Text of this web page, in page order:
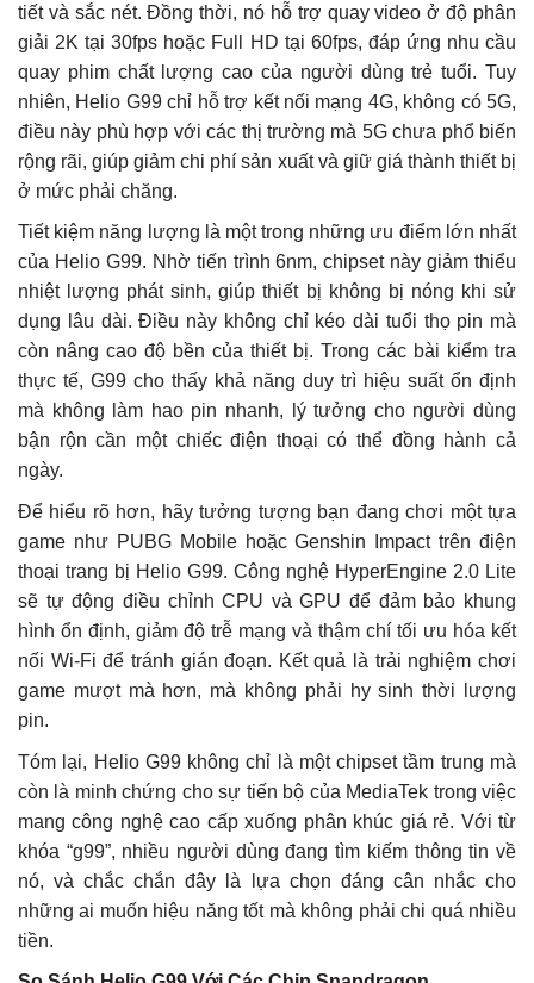
tiết và sắc nét. Đồng thời, nó hỗ trợ quay video ở độ phân
giải 2K tại 30fps hoặc Full HD tại 60fps, đáp ứng nhu cầu
quay phim chất lượng cao của người dùng trẻ tuổi. Tuy
nhiên, Helio G99 chỉ hỗ trợ kết nối mạng 4G, không có 5G,
điều này phù hợp với các thị trường mà 5G chưa phổ biến
rộng rãi, giúp giảm chi phí sản xuất và giữ giá thành thiết bị
ở mức phải chăng.
Tiết kiệm năng lượng là một trong những ưu điểm lớn nhất
của Helio G99. Nhờ tiến trình 6nm, chipset này giảm thiểu
nhiệt lượng phát sinh, giúp thiết bị không bị nóng khi sử
dụng lâu dài. Điều này không chỉ kéo dài tuổi thọ pin mà
còn nâng cao độ bền của thiết bị. Trong các bài kiểm tra
thực tế, G99 cho thấy khả năng duy trì hiệu suất ổn định
mà không làm hao pin nhanh, lý tưởng cho người dùng
bận rộn cần một chiếc điện thoại có thể đồng hành cả
ngày.
Để hiểu rõ hơn, hãy tưởng tượng bạn đang chơi một tựa
game như PUBG Mobile hoặc Genshin Impact trên điện
thoại trang bị Helio G99. Công nghệ HyperEngine 2.0 Lite
sẽ tự động điều chỉnh CPU và GPU để đảm bảo khung
hình ổn định, giảm độ trễ mạng và thậm chí tối ưu hóa kết
nối Wi-Fi để tránh gián đoạn. Kết quả là trải nghiệm chơi
game mượt mà hơn, mà không phải hy sinh thời lượng
pin.
Tóm lại, Helio G99 không chỉ là một chipset tầm trung mà
còn là minh chứng cho sự tiến bộ của MediaTek trong việc
mang công nghệ cao cấp xuống phân khúc giá rẻ. Với từ
khóa “g99”, nhiều người dùng đang tìm kiếm thông tin về
nó, và chắc chắn đây là lựa chọn đáng cân nhắc cho
những ai muốn hiệu năng tốt mà không phải chi quá nhiều
tiền.